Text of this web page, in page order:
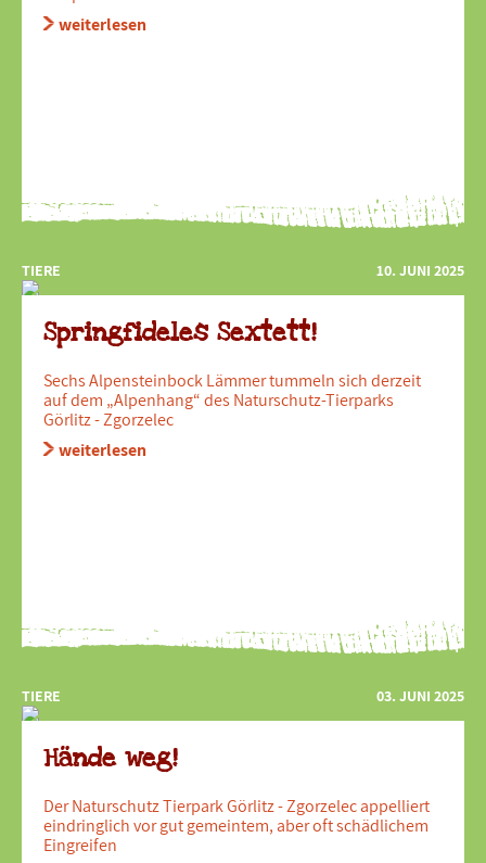
weiterlesen
TIERE 10. JUNI 2025
Springfideles Sextett!
Sechs Alpensteinbock Lämmer tummeln sich derzeit
auf dem „Alpenhang“ des Naturschutz-Tierparks
Görlitz - Zgorzelec
weiterlesen
TIERE 03. JUNI 2025
Hände weg!
Der Naturschutz Tierpark Görlitz - Zgorzelec appelliert
eindringlich vor gut gemeintem, aber oft schädlichem
Eingreifen